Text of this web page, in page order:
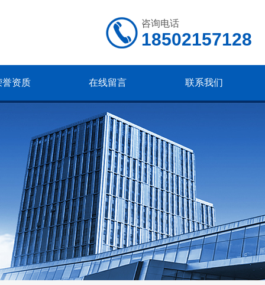
咨询电话
18502157128
誉资质 在线留言 联系我们